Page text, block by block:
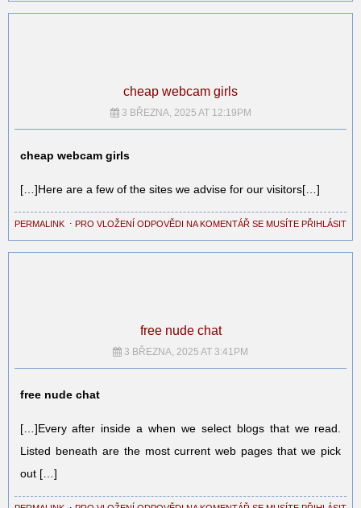
cheap webcam girls
3 BŘEZNA, 2025 AT 12:19PM
cheap webcam girls
[…]Here are a few of the sites we advise for our visitors[…]
PERMALINK ⋅ PRO VLOŽENÍ ODPOVĚDI NA KOMENTÁŘ SE MUSÍTE PŘIHLÁSIT
free nude chat
3 BŘEZNA, 2025 AT 3:41PM
free nude chat
[…]Every after inside a when we select blogs that we read.
Listed beneath are the most current web pages that we pick
out […]